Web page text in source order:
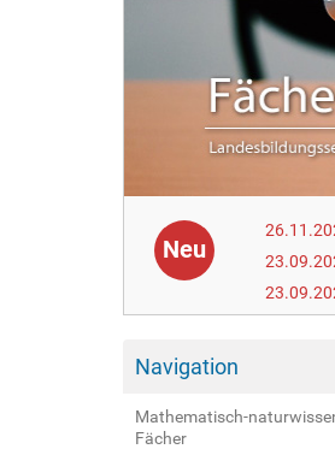
e
Neu
Navigation
Mathematisch-
Fächer